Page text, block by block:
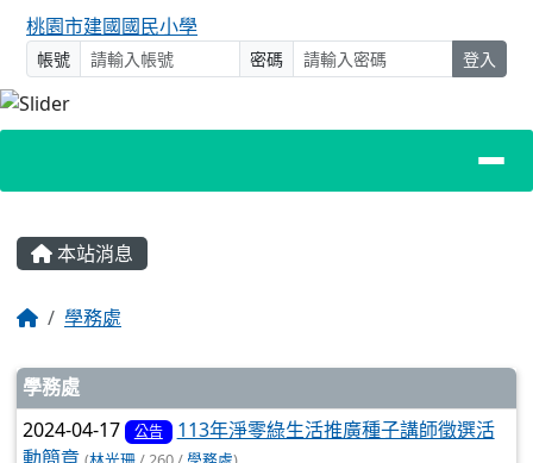
桃園市建國國民小學
帳號 密碼 登入
主內容區域
本站消息
回首頁學務處
文章列表
學務處
2024-04-17 公告
113年淨零綠生活推廣種子講師徵選活